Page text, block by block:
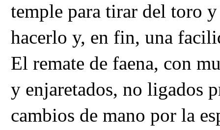
temple para tirar del toro
hacerlo y, en fin, una
El remate de faena, con
y enjaretados, no ligados
cambios de mano por la